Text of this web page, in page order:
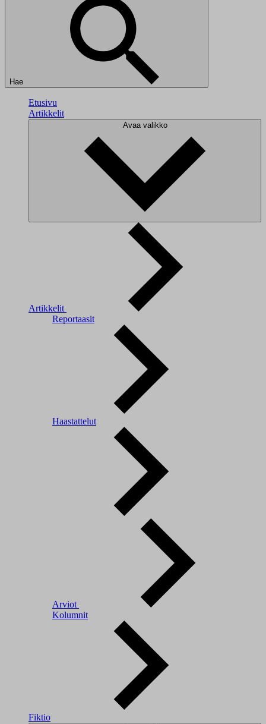
Hae
Etusivu
Artikkelit
Avaa valikko
Artikkelit
Reportaasit
Haastattelut
Arviot
Kolumnit
Fiktio